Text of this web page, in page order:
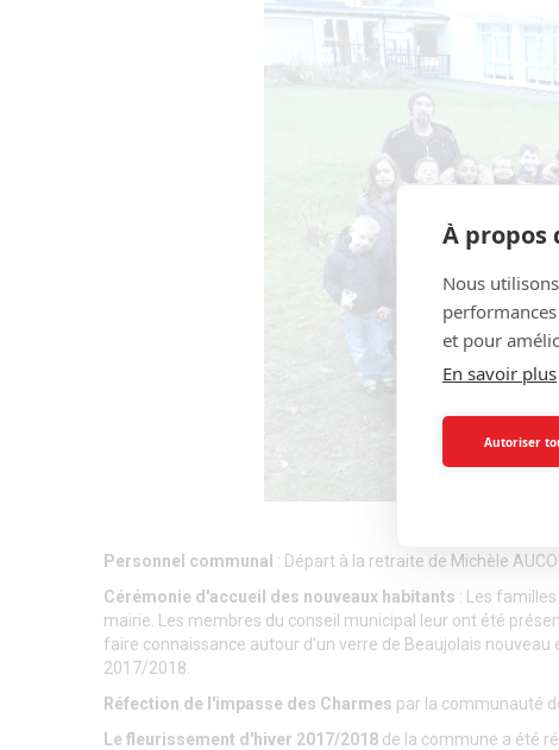
Personnel communal : Départ à la retraite de Michèle
Cérémonie d'accueil des nouveaux habitants : Les
mairie. Les membres du conseil municipal leur ont été
faire connaissance autour d'un verre de Beaujolais
2017/2018.
Réfection de l'impasse des Charmes par la communauté
Le fleurissement d'hiver 2017/2018 de la commune a été
À propos
Nous
et pour
En savoir plus
Autoriser